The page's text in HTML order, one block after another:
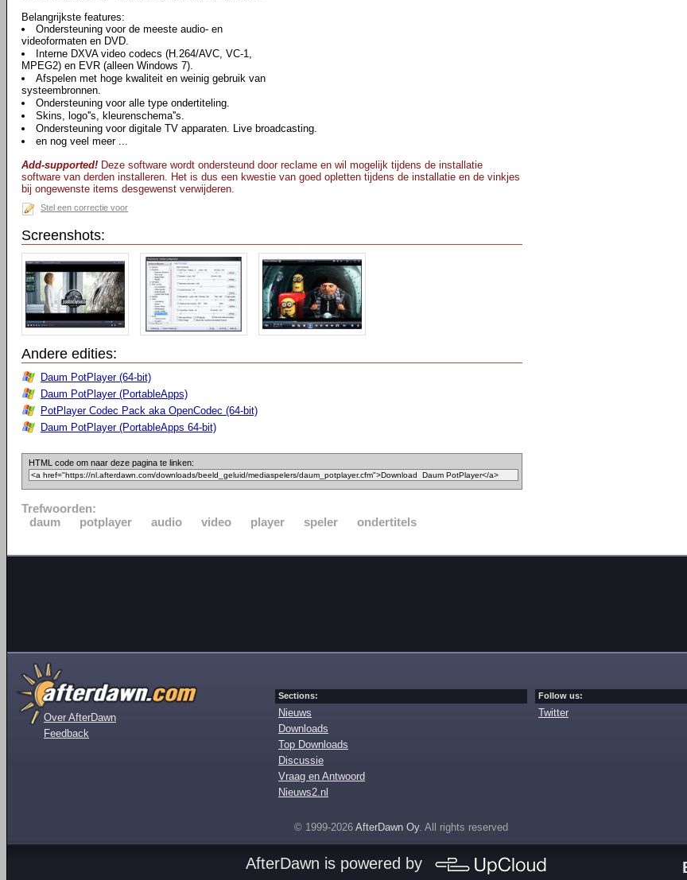
Belangrijkste features:
Ondersteuning voor de meeste audio- en
videoformaten en DVD.
Interne DXVA video codecs (H.264/AVC, VC-1,
MPEG2) en EVR (alleen Windows 7).
Afspelen met hoge kwaliteit en weinig gebruik van
systeembronnen.
Ondersteuning voor alle type ondertiteling.
Skins, logo''s, kleurenschema''s.
Ondersteuning voor digitale TV apparaten. Live broadcasting.
en nog veel meer ...
Add-supported! Deze software wordt ondersteund door reclame en wil mogelijk tijdens de installatie
software van derden installeren. Het is dus een kwestie van goed opletten tijdens de installatie en de vinkjes
bij ongewenste items desgewenst verwijderen.
Stel een correctie voor
Screenshots:
Andere edities:
Daum PotPlayer (64-bit)
Daum PotPlayer (PortableApps)
PotPlayer Codec Pack aka OpenCodec (64-bit)
Daum PotPlayer (PortableApps 64-bit)
HTML code om naar deze pagina te linken:
Trefwoorden:
daum
potplayer audio video player speler ondertitels
Over AfterDawn
Feedback
Sections:
Nieuws
Downloads
Top Downloads
Discussie
Vraag en Antwoord
Nieuws2.nl
Follow us:
Twitter
© 1999-2026 AfterDawn Oy. All rights reserved
AfterDawn is powered by